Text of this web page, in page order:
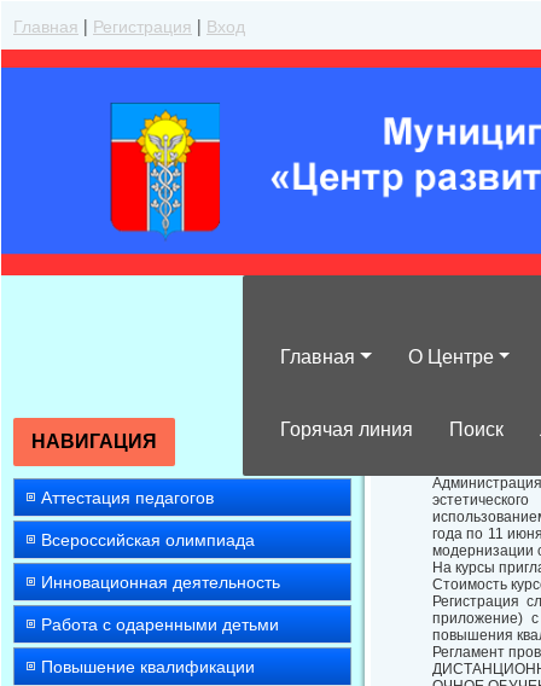
Главная | Регистрация | Вход
Главная О Центре
Горячая линия Поиск
НАВИГАЦИЯ
Аттестация педагогов
Всероссийская олимпиада
Инновационная деятельность
Работа с одаренными детьми
Повышение квалификации
года по 11
модернизации
На курсы
Стоимость
Регистрация
приложение)
повышения
Регламент